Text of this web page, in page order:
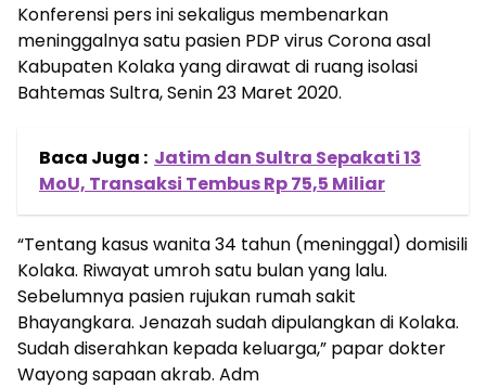
Konferensi pers ini sekaligus membenarkan
meninggalnya satu pasien PDP virus Corona asal
Kabupaten Kolaka yang dirawat di ruang isolasi
Bahtemas Sultra, Senin 23 Maret 2020.
Baca Juga : Jatim dan Sultra Sepakati 13
MoU, Transaksi Tembus Rp 75,5 Miliar
“Tentang kasus wanita 34 tahun (meninggal) domisili
Kolaka. Riwayat umroh satu bulan yang lalu.
Sebelumnya pasien rujukan rumah sakit
Bhayangkara. Jenazah sudah dipulangkan di Kolaka.
Sudah diserahkan kepada keluarga,” papar dokter
Wayong sapaan akrab. Adm